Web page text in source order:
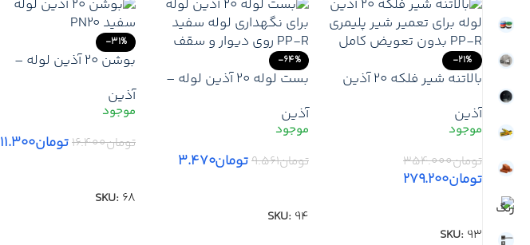
-21%
بالاتنه شیر فلکه ۲۰ آذین
برای احیای عملکرد شیر
فلکه PPR
آذین
تومان۳۵۴.۰۰۰
تومان۲۷۹.۲۰۰
SKU: 93
-64%
بست لوله ۲۰ آذین لوله –
سفید روی دیوار و سقف
آذین
تومان۹.۵۶۱تومان۳.۴۷۰
SKU: 94
-31%
بوشن ۲۰ آذین لوله –
ماندگار در سیستم‌های
لوله‌کشی آب
آذین
تومان۱۶.۴۰۰تومان۱۱.۳۰۰
SKU: 68